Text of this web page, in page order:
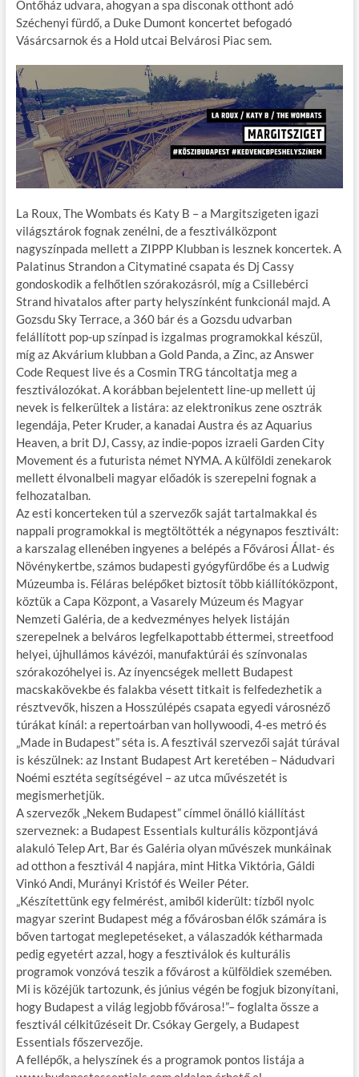
Öntőház udvara, ahogyan a spa disconak otthont adó
Széchenyi fürdő, a Duke Dumont koncertet befogadó
Vásárcsarnok és a Hold utcai Belvárosi Piac sem.
La Roux, The Wombats és Katy B – a Margitszigeten igazi
világsztárok fognak zenélni, de a fesztiválközpont
nagyszínpada mellett a ZIPPP Klubban is lesznek koncertek. A
Palatinus Strandon a Citymatiné csapata és Dj Cassy
gondoskodik a felhőtlen szórakozásról, míg a Csillebérci
Strand hivatalos after party helyszínként funkcionál majd. A
Gozsdu Sky Terrace, a 360 bár és a Gozsdu udvarban
felállított pop-up színpad is izgalmas programokkal készül,
míg az Akvárium klubban a Gold Panda, a Zinc, az Answer
Code Request live és a Cosmin TRG táncoltatja meg a
fesztiválozókat. A korábban bejelentett line-up mellett új
nevek is felkerültek a listára: az elektronikus zene osztrák
legendája, Peter Kruder, a kanadai Austra és az Aquarius
Heaven, a brit DJ, Cassy, az indie-popos izraeli Garden City
Movement és a futurista német NYMA. A külföldi zenekarok
mellett élvonalbeli magyar előadók is szerepelni fognak a
felhozatalban.
Az esti koncerteken túl a szervezők saját tartalmakkal és
nappali programokkal is megtöltötték a négynapos fesztivált:
a karszalag ellenében ingyenes a belépés a Fővárosi Állat- és
Növénykertbe, számos budapesti gyógyfürdőbe és a Ludwig
Múzeumba is. Féláras belépőket biztosít több kiállítóközpont,
köztük a Capa Központ, a Vasarely Múzeum és Magyar
Nemzeti Galéria, de a kedvezményes helyek listáján
szerepelnek a belváros legfelkapottabb éttermei, streetfood
helyei, újhullámos kávézói, manufaktúrái és színvonalas
szórakozóhelyei is. Az ínyencségek mellett Budapest
macskakövekbe és falakba vésett titkait is felfedezhetik a
résztvevők, hiszen a Hosszúlépés csapata egyedi városnéző
túrákat kínál: a repertoárban van hollywoodi, 4-es metró és
„Made in Budapest” séta is. A fesztivál szervezői saját túrával
is készülnek: az Instant Budapest Art keretében – Nádudvari
Noémi esztéta segítségével – az utca művészetét is
megismerhetjük.
A szervezők „Nekem Budapest” címmel önálló kiállítást
szerveznek: a Budapest Essentials kulturális központjává
alakuló Telep Art, Bar és Galéria olyan művészek munkáinak
ad otthon a fesztivál 4 napjára, mint Hitka Viktória, Gáldi
Vinkó Andi, Murányi Kristóf és Weiler Péter.
„Készítettünk egy felmérést, amiből kiderült: tízből nyolc
magyar szerint Budapest még a fővárosban élők számára is
bőven tartogat meglepetéseket, a válaszadók kétharmada
pedig egyetért azzal, hogy a fesztiválok és kulturális
programok vonzóvá teszik a fővárost a külföldiek szemében.
Mi is közéjük tartozunk, és június végén be fogjuk bizonyítani,
hogy Budapest a világ legjobb fővárosa!”– foglalta össze a
fesztivál célkitűzéseit Dr. Csókay Gergely, a Budapest
Essentials főszervezője.
A fellépők, a helyszínek és a programok pontos listája a